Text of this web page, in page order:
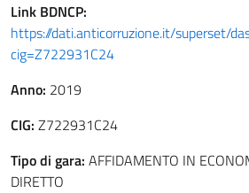
Link BDNCP:
https://dati.anticorruzione.it/superset/
cig=Z722931C24
Anno: 2019
CIG: Z722931C24
Tipo di gara: AFFIDAMENTO IN
DIRETTO